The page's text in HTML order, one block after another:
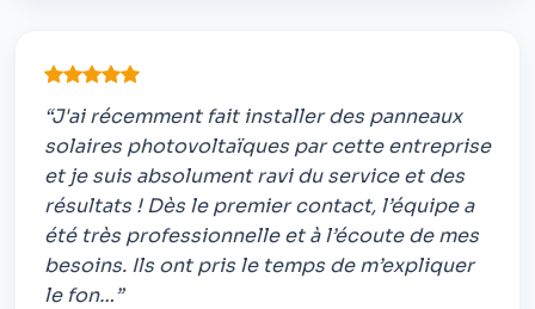
“J'ai récemment fait installer des panneaux
solaires photovoltaïques par cette entreprise
et je suis absolument ravi du service et des
résultats ! Dès le premier contact, l’équipe a
été très professionnelle et à l’écoute de mes
besoins. Ils ont pris le temps de m’expliquer
le fon…”